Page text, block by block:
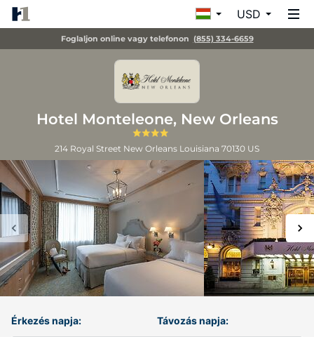
USD
Foglaljon online vagy telefonon (855) 334-6659
Hotel Monteleone, New Orleans
214 Royal Street New Orleans Louisiana 70130 US
Érkezés napja: Távozás napja: